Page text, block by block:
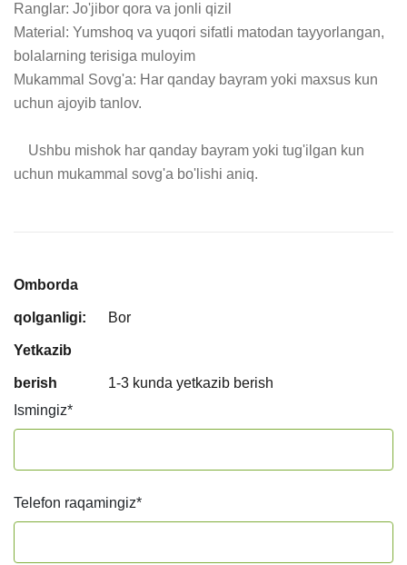
Ranglar: Jo'jibor qora va jonli qizil
Material: Yumshoq va yuqori sifatli matodan tayyorlangan,
bolalarning terisiga muloyim
Mukammal Sovg'a: Har qanday bayram yoki maxsus kun
uchun ajoyib tanlov.
uchun mukammal sovg'a bo'lishi aniq.
Omborda
qolganligi: Bor
Yetkazib
berish
1-3 kunda yetkazib berish
Ismingiz*
Telefon raqamingiz*